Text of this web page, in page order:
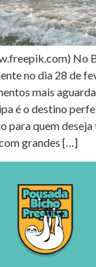
No
no dia 28 de
mais
é o destino
para quem
grandes […]